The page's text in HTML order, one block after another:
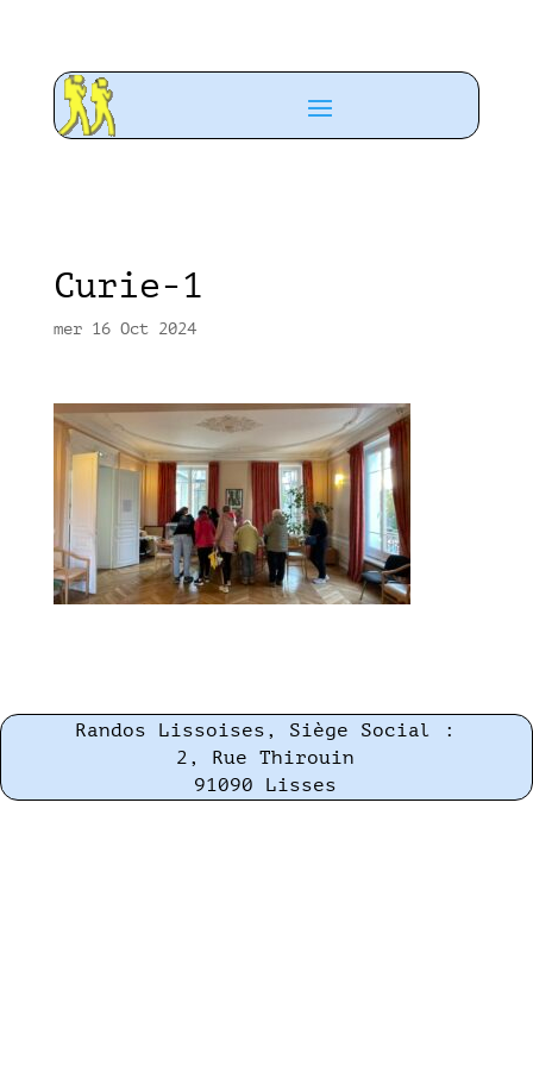
Curie-1
mer 16 Oct 2024
Randos Lissoises, Siège Social :
2, Rue Thirouin
91090 Lisses